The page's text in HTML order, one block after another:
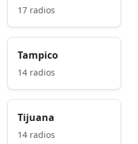
17 radios
Tampico
14 radios
Tijuana
14 radios